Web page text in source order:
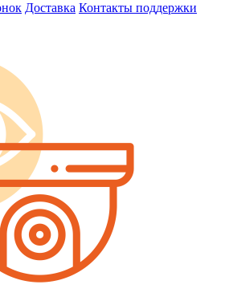
Доставка Контакты поддержки